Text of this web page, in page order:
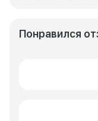
Понравился